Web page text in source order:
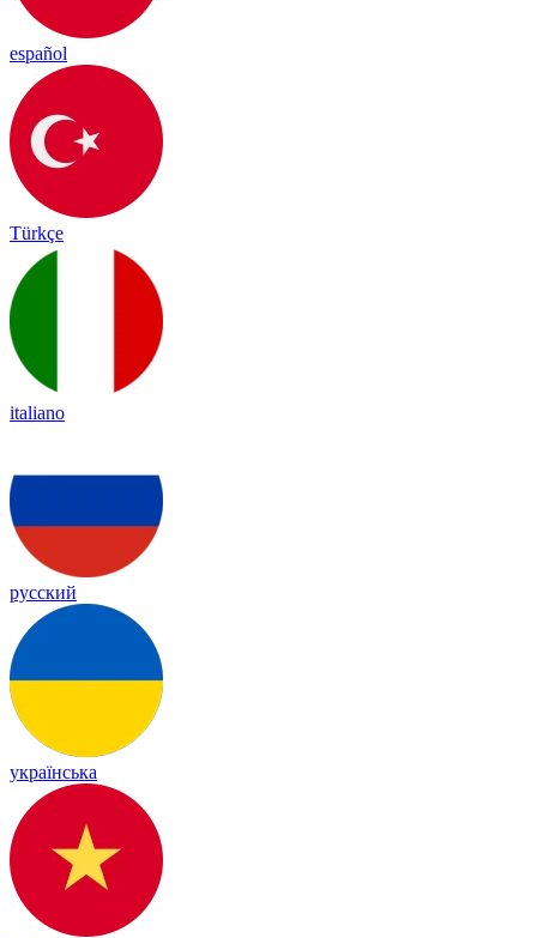
español
Türkçe
italiano
русский
українська